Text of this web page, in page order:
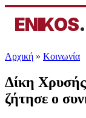
ENIKOS.
Αρχική » Κοινωνία
Δίκη
ζήτησε ο